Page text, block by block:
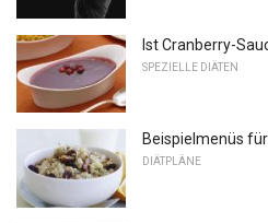
Ist Cranberry-
SPEZIELLE DIÄTEN
Beispielmenüs
DIÄTPLÄNE